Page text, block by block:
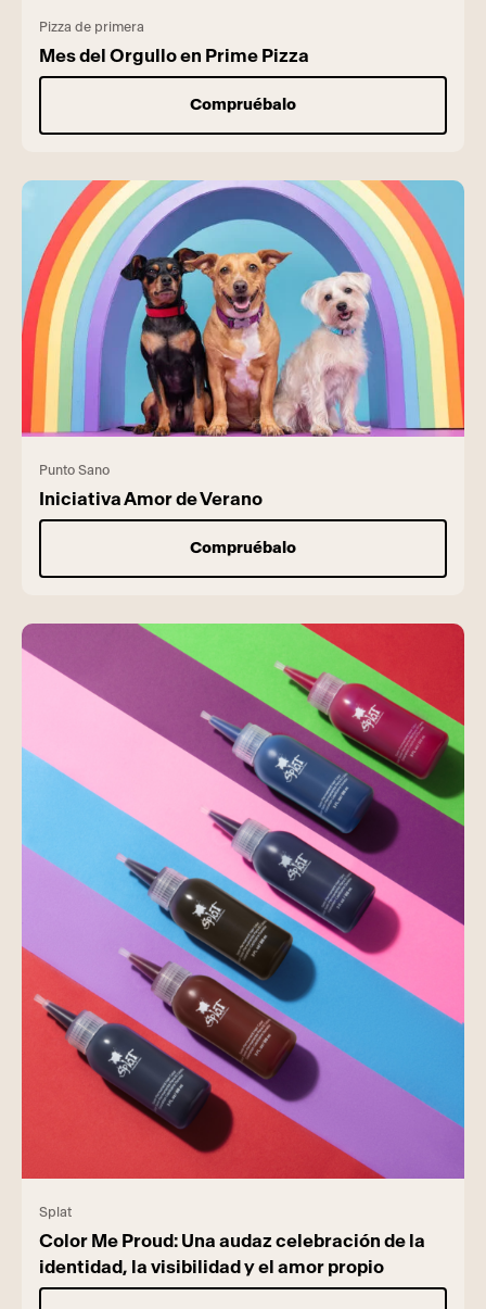
Pizza de primera
Mes del Orgullo en Prime Pizza
Compruébalo
Punto Sano
Iniciativa Amor de Verano
Compruébalo
Splat
Color Me Proud: Una audaz celebración de la
identidad, la visibilidad y el amor propio